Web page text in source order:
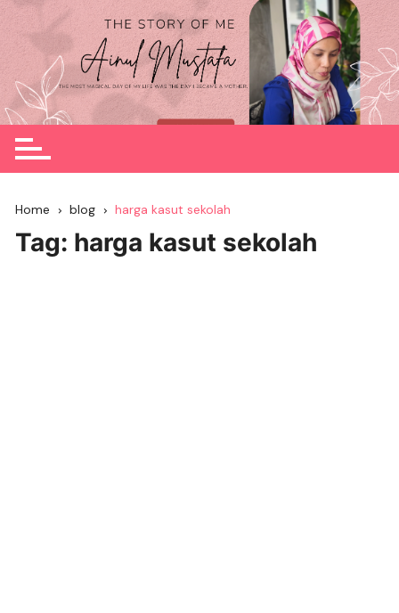
Skip
to
content
Home blog harga kasut sekolah
Tag: harga kasut sekolah